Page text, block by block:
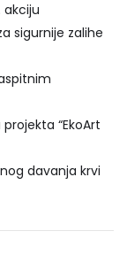
akciju
sigurnije zalihe
“EkoArt
davanja krvi